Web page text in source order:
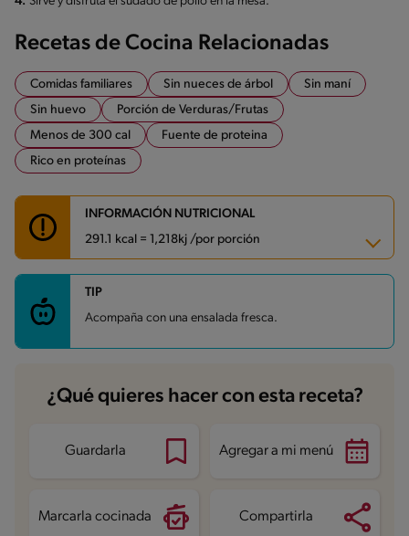
Recetas de Cocina Relacionadas
Comidas familiares Sin nueces de árbol
Sin maní
Sin huevo
Porción de Verduras/Frutas
Menos de 300 cal
Fuente de proteina
Rico en proteínas
INFORMACIÓN NUTRICIONAL
291.1 kcal = 1,218kj /por porción
Carbohidratos
Energía 291.1 kcal
Grasas
Sodio
660 mg
Azúcares 2.3 g
TIP
Acompaña con una ensalada fresca.
¿Qué quieres hacer con esta receta?
Guardarla Agregar a mi menú
Marcarla cocinada Compartirla